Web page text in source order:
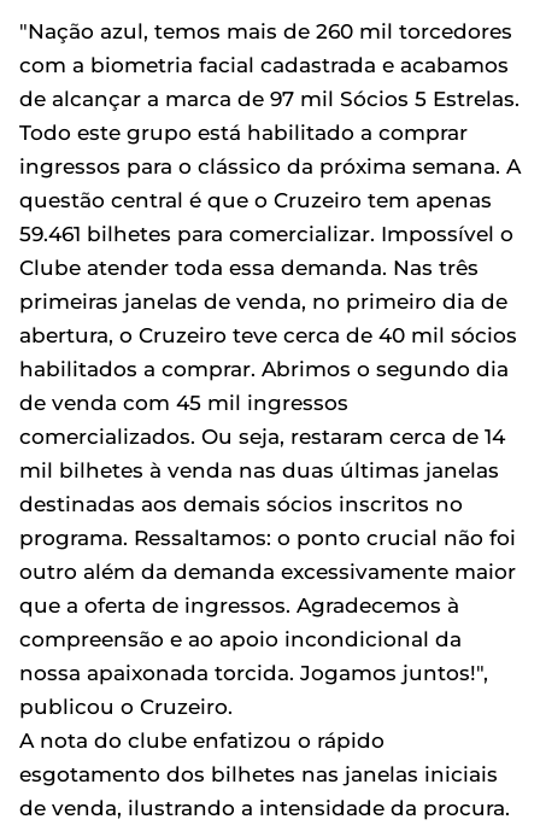
"Nação azul, temos mais de 260 mil torcedores
com a biometria facial cadastrada e acabamos
de alcançar a marca de 97 mil Sócios 5 Estrelas.
Todo este grupo está habilitado a comprar
ingressos para o clássico da próxima semana. A
questão central é que o Cruzeiro tem apenas
59.461 bilhetes para comercializar. Impossível o
Clube atender toda essa demanda. Nas três
primeiras janelas de venda, no primeiro dia de
abertura, o Cruzeiro teve cerca de 40 mil sócios
habilitados a comprar. Abrimos o segundo dia
de venda com 45 mil ingressos
comercializados. Ou seja, restaram cerca de 14
mil bilhetes à venda nas duas últimas janelas
destinadas aos demais sócios inscritos no
programa. Ressaltamos: o ponto crucial não foi
outro além da demanda excessivamente maior
que a oferta de ingressos. Agradecemos à
compreensão e ao apoio incondicional da
nossa apaixonada torcida. Jogamos juntos!",
publicou o Cruzeiro.
A nota do clube enfatizou o rápido
esgotamento dos bilhetes nas janelas iniciais
de venda, ilustrando a intensidade da procura.